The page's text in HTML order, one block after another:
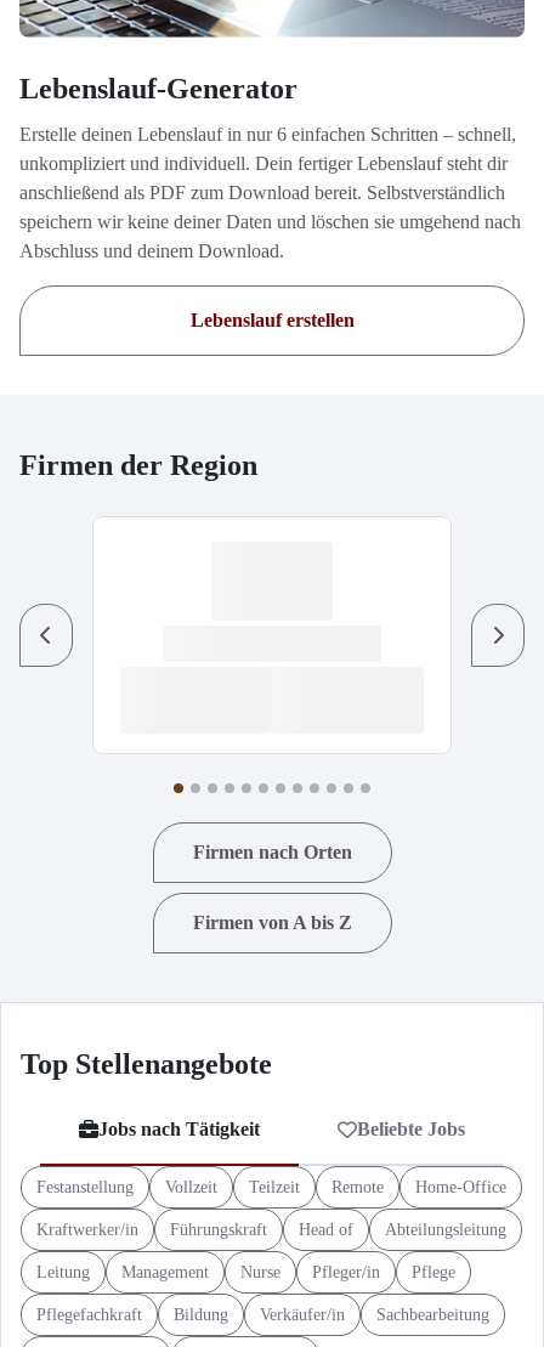
Lebenslauf-Generator
Erstelle deinen Lebenslauf in nur 6 einfachen Schritten – schnell,
unkompliziert und individuell. Dein fertiger Lebenslauf steht dir
anschließend als PDF zum Download bereit. Selbstverständlich
speichern wir keine deiner Daten und löschen sie umgehend nach
Abschluss und deinem Download.
Lebenslauf erstellen
Firmen der Region
Previous Next
Firmen nach Orten
Firmen von A bis Z
Top Stellenangebote
Jobs nach Tätigkeit Beliebte Jobs
Festanstellung Vollzeit Teilzeit Remote Home-Office
Kraftwerker/in Führungskraft Head of Abteilungsleitung
Leitung Management Nurse Pfleger/in Pflege
Pflegefachkraft Bildung Verkäufer/in Sachbearbeitung